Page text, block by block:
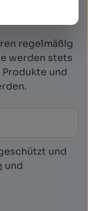
regelmäßig
werden stets
und
und
und